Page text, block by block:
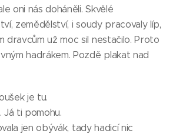
oni nás doháněli. Skvělé
zemědělství, i soudy pracovaly líp,
dravcům už moc sil nestačilo. Proto
hadrákem. Pozdě plakat nad
je tu.
Já ti pomohu.
jen obývák, tady hadicí nic